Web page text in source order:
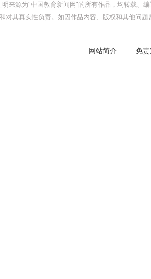
明来源为"中国教育新闻网"的所有作品，均转载、
对其真实性负责。如因作品内容、版权和其他问
网站简介 免责